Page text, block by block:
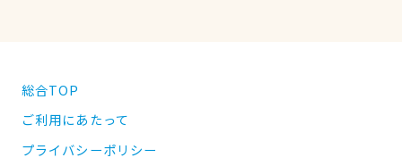
総合TOP
ご利用にあたって
プライバシーポリシー